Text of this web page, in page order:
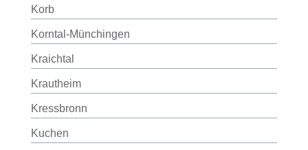
Korb
Korntal-Münchingen
Kraichtal
Krautheim
Kressbronn
Kuchen